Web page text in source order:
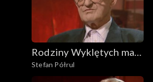
Rodziny Wyklętych mają
głos
Stefan Półrul